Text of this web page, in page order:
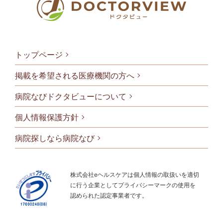
フッタメニ
トップページ
掲載を希望される医療機関の方へ
病院なびドクタビューについて
個人情報保護方針
病院探しなら病院なび
株式会社eヘルスケアは個人情報の取扱いを適切
に行う企業としてプライバシーマークの使用を
認められた認定事業者です。